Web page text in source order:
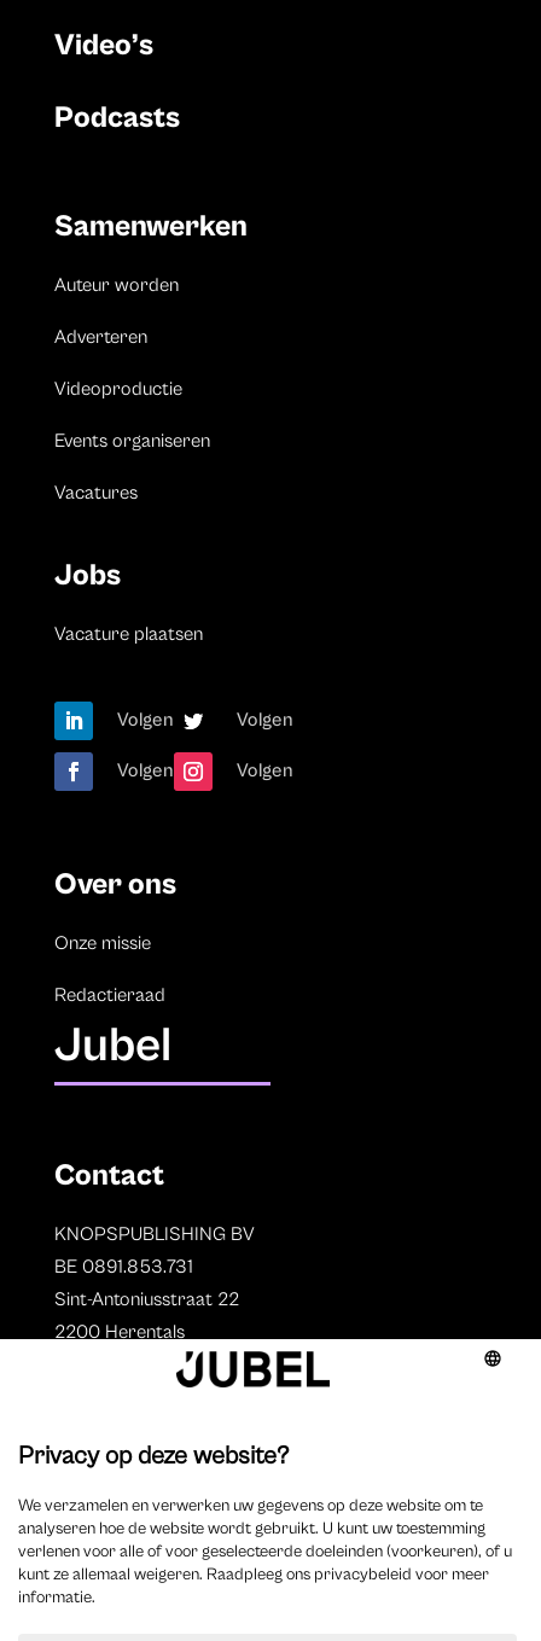
Video’s
Podcasts
Samenwerken
Auteur worden
Adverteren
Videoproductie
Events organiseren
Vacatures
Jobs
Vacature plaatsen
Volgen Volgen
Volgen Volgen
Over ons
Onze missie
Redactieraad
Jubel
Contact
KNOPSPUBLISHING BV
BE 0891.853.731
Sint-Antoniusstraat 22
2200 Herentals
Auteurs
Overzicht auteurs
Auteur worden?